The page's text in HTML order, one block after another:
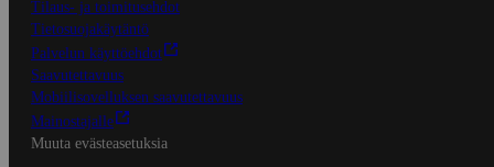
Tilaus- ja toimitusehdot
Tietosuojakäytäntö
Palvelun käyttöehdot
Saavutettavuus
Mobiilisovelluksen saavutettavuus
Mainostajalle
Muuta evästeasetuksia